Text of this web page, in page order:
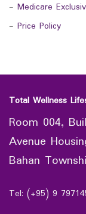
- Medicare
- Price Policy
Total Wellness
Room 004,
Avenue
Bahan
Tel: (+95) 9